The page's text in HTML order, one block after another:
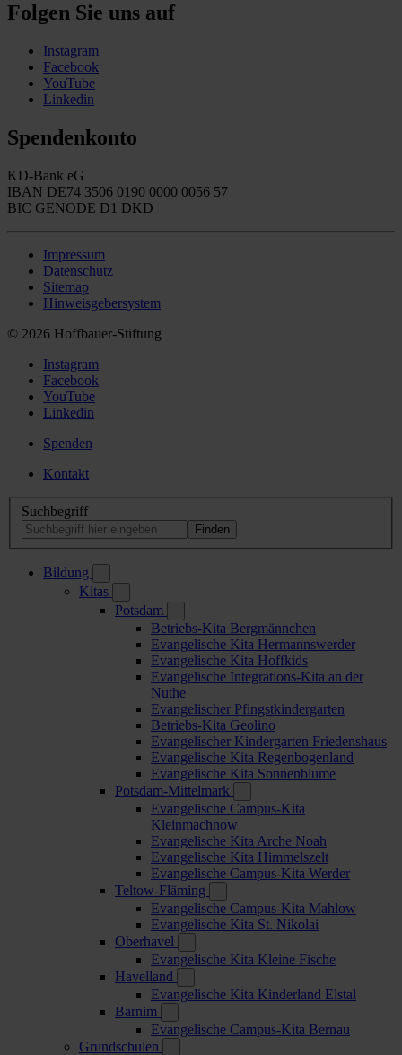
Folgen Sie uns auf
Instagram
Facebook
YouTube
Linkedin
Spendenkonto
KD-Bank eG
IBAN DE74 3506 0190 0000 0056 57
BIC GENODE D1 DKD
Impressum
Datenschutz
Sitemap
Hinweisgebersystem
© 2026 Hoffbauer-Stiftung
Instagram
Facebook
YouTube
Linkedin
Spenden
Kontakt
Suchbegriff
Bildung
Kitas
Potsdam
Betriebs-Kita Bergmännchen
Evangelische Kita Hermannswerder
Evangelische Kita Hoffkids
Evangelische Integrations-Kita an der
Nuthe
Evangelischer Pfingstkindergarten
Betriebs-Kita Geolino
Evangelischer Kindergarten Friedenshaus
Evangelische Kita Regenbogenland
Evangelische Kita Sonnenblume
Potsdam-Mittelmark
Evangelische Campus-Kita
Kleinmachnow
Evangelische Kita Arche Noah
Evangelische Kita Himmelszelt
Evangelische Campus-Kita Werder
Teltow-Fläming
Evangelische Campus-Kita Mahlow
Evangelische Kita St. Nikolai
Oberhavel
Evangelische Kita Kleine Fische
Havelland
Evangelische Kita Kinderland Elstal
Barnim
Evangelische Campus-Kita Bernau
Grundschulen